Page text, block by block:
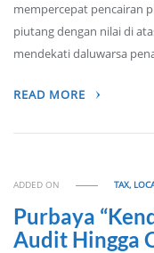
mempercepat pencairan
piutang dengan nilai di
mendekati daluwarsa
READ MORE
ADDED ON TAX,
Purbaya
Audit Hingga